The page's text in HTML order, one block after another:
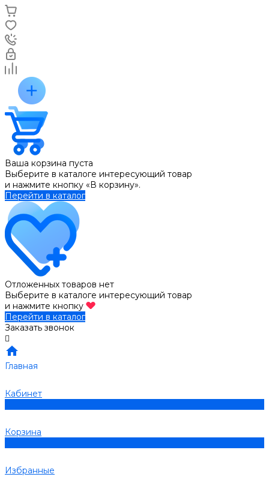
Ваша корзина пуста
Выберите в каталоге интересующий товар
и нажмите кнопку «В корзину».
Перейти в каталог
Отложенных товаров нет
Выберите в каталоге интересующий товар
и нажмите кнопку
Перейти в каталог
Заказать звонок
Главная
Кабинет
Корзина
Избранные